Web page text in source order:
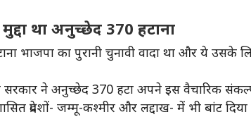
था अनुच्छेद 370 हटाना
भाजपा का पुरानी चुनावी वादा था और ये
ने अनुच्छेद 370 हटा अपने इस वैचारिक
प्रदेशों- जम्मू-कश्मीर और लद्दाख- में भी बांट